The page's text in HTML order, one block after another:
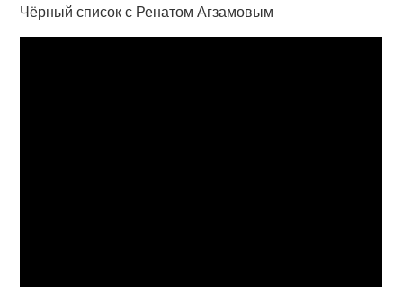
Чёрный список с Ренатом Агзамовым